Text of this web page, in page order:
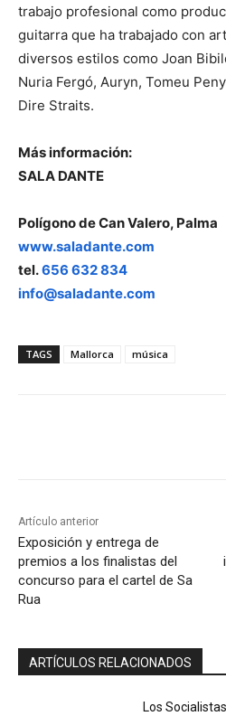
trabajo profesional como
guitarra que ha trabajado con
diversos estilos como Joan
Nuria Fergó, Auryn, Tomeu
Dire Straits.
Más información:
SALA DANTE
Polígono de Can Valero, Palma
www.saladante.com
tel.656 632 834
info@saladante.com
TAGS Mallorca música
Artículo anterior
Exposición y entrega de
premios a los finalistas del
concurso para el cartel de Sa
Rua
ARTÍCULOS RELACIONADOS
Los